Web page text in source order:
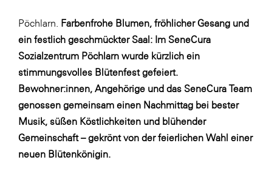
FRoSTA
FV Energierohstoff & Kraftstoff
Gardena
Gas Connect Austria
GBV - Verband gemeinnütziger
Bauvereinigungen
Getzner Werkstoffe
Pöchlarn. Farbenfrohe Blumen, fröhlicher Gesang und
ein festlich geschmückter Saal: Im SeneCura
Sozialzentrum Pöchlarn wurde kürzlich ein
stimmungsvolles Blütenfest gefeiert.
Bewohner:innen, Angehörige und das SeneCura Team
genossen gemeinsam einen Nachmittag bei bester
Musik, süßen Köstlichkeiten und blühender
Gemeinschaft – gekrönt von der feierlichen Wahl einer
neuen Blütenkönigin.